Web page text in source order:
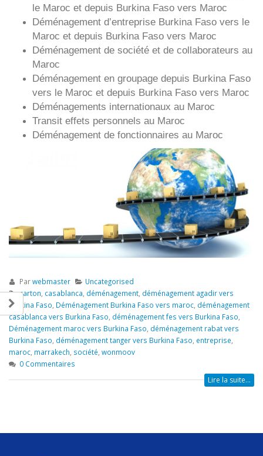
le Maroc et depuis Burkina Faso vers Maroc
Déménagement d’entreprise Burkina Faso vers le
Maroc et depuis Burkina Faso vers Maroc
Déménagement de société et de collaborateurs au
Maroc
Déménagement en groupage depuis Burkina Faso
vers le Maroc et depuis Burkina Faso vers Maroc
Déménagements internationaux au Maroc
Transit effets personnels au Maroc
Déménagement de fonctionnaires au Maroc
Parwebmaster
Uncategorised
carton, casablanca, déménagement, déménagement agadir vers
Burkina Faso, Déménagement Burkina Faso vers maroc, déménagement
casablanca vers Burkina Faso, déménagement fes vers Burkina Faso,
Déménagement maroc vers Burkina Faso, déménagement rabat vers
Burkina Faso, déménagement tanger vers Burkina Faso, entreprise,
maroc, marrakech, société, wonmoov
0 Commentaires
Lire la suite...